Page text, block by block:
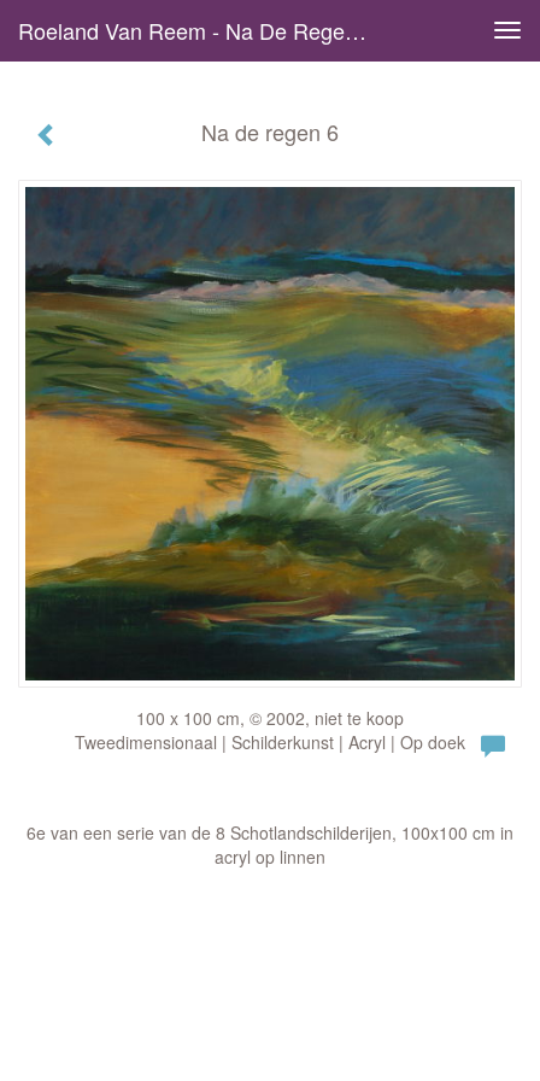
Roeland Van Reem - Na De Regen 6
Na de regen 6
100 x 100 cm, © 2002, niet te koop
Tweedimensionaal | Schilderkunst | Acryl | Op doek
6e van een serie van de 8 Schotlandschilderijen, 100x100 cm in
acryl op linnen